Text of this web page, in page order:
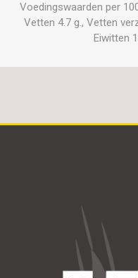
Voedingswaarden per
Vetten 4.7 g., Vetten
Eiwitten